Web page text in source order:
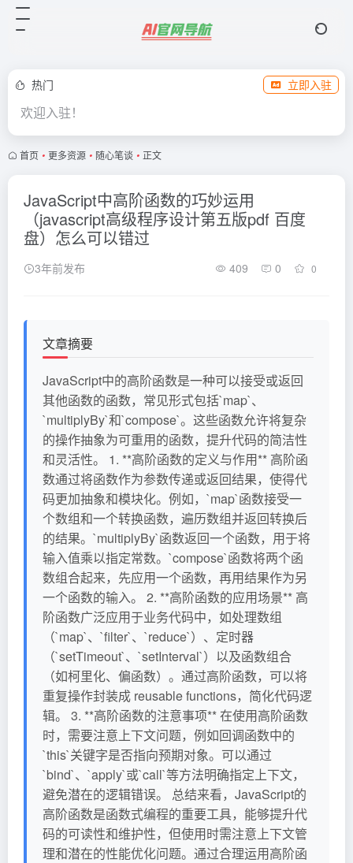
热门 立即入驻
欢迎入驻！
首页 • 更多资源 • 随心笔谈 • 正文
JavaScript中高阶函数的巧妙运用
（javascript高级程序设计第五版pdf 百度
盘）怎么可以错过
3年前发布 409 0 0
文章摘要
JavaScript中的高阶函数是一种可以接受或返回
其他函数的函数，常见形式包括`map`、
`multiplyBy`和`compose`。这些函数允许将复杂
的操作抽象为可重用的函数，提升代码的简洁性
和灵活性。 1. **高阶函数的定义与作用** 高阶函
数通过将函数作为参数传递或返回结果，使得代
码更加抽象和模块化。例如，`map`函数接受一
个数组和一个转换函数，遍历数组并返回转换后
的结果。`multiplyBy`函数返回一个函数，用于将
输入值乘以指定常数。`compose`函数将两个函
数组合起来，先应用一个函数，再用结果作为另
一个函数的输入。 2. **高阶函数的应用场景** 高
阶函数广泛应用于业务代码中，如处理数组
（`map`、`filter`、`reduce`）、定时器
（`setTimeout`、`setInterval`）以及函数组合
（如柯里化、偏函数）。通过高阶函数，可以将
重复操作封装成 reusable functions，简化代码逻
辑。 3. **高阶函数的注意事项** 在使用高阶函数
时，需要注意上下文问题，例如回调函数中的
`this`关键字是否指向预期对象。可以通过
`bind`、`apply`或`call`等方法明确指定上下文，
避免潜在的逻辑错误。 总结来看，JavaScript的
高阶函数是函数式编程的重要工具，能够提升代
码的可读性和维护性，但使用时需注意上下文管
理和潜在的性能优化问题。通过合理运用高阶函